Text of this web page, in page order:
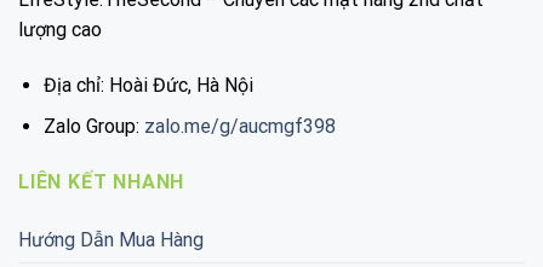
lượng cao
Địa chỉ: Hoài Đức, Hà Nội
Zalo Group: zalo.me/g/aucmgf398
LIÊN KẾT NHANH
Hướng Dẫn Mua Hàng